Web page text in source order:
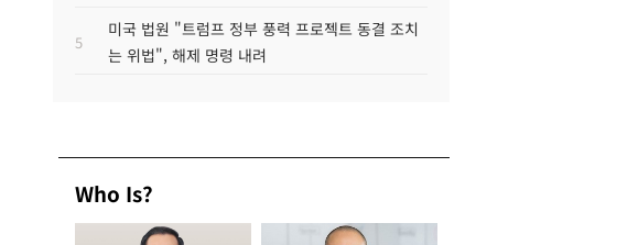
5
미국 법원 "트럼프 정부 풍력 프로젝트 동결 조치
는 위법", 해제 명령 내려
Who Is?